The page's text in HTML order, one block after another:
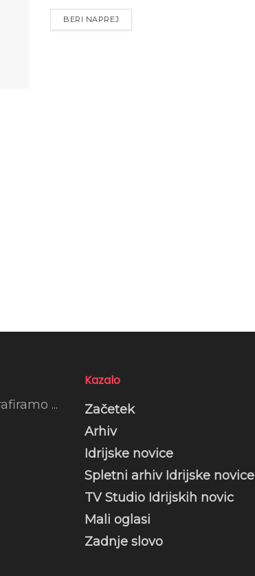
BERI NAPREJ
...
Kazalo
Začetek
Arhiv
Idrijske novice
Spletni arhiv Idrijske novice
TV Studio Idrijskih novic
Mali oglasi
Zadnje slovo